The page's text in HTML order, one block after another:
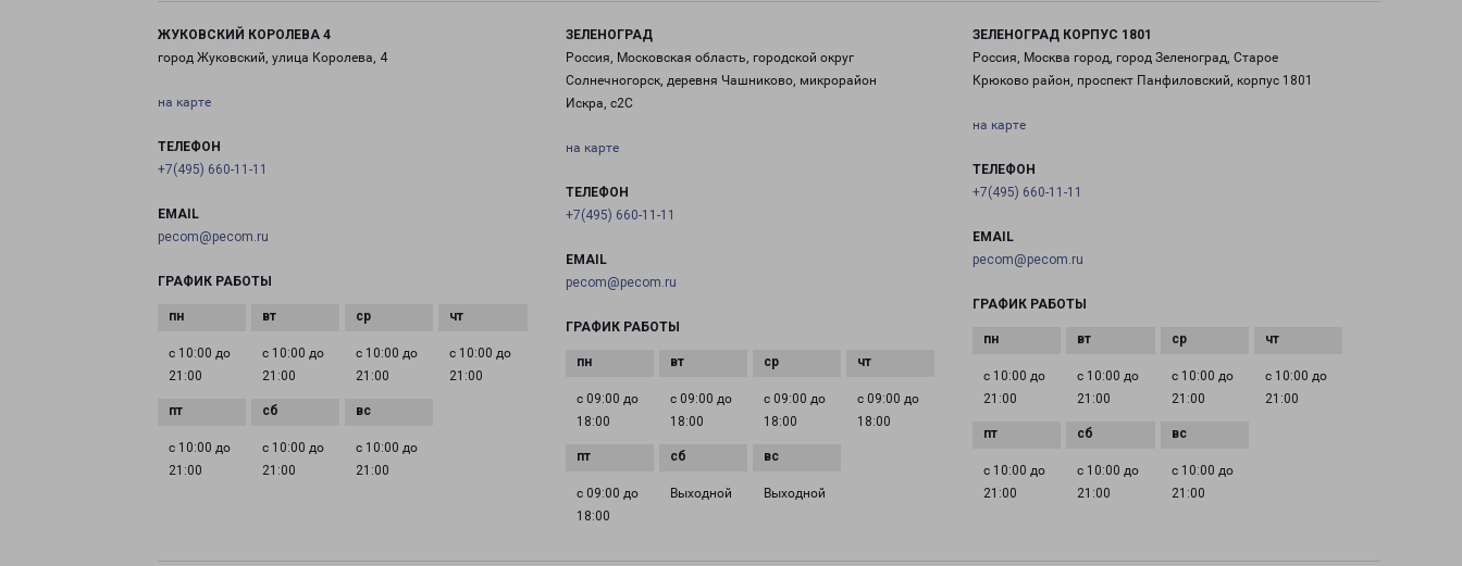
ЖУКОВСКИЙ КОРОЛЕВА 4
город Жуковский, улица Королева, 4
на карте
ТЕЛЕФОН
+7(495) 660-11-11
EMAIL
pecom@pecom.ru
ГРАФИК РАБОТЫ
с 10:00 до
21:00
с 10:00 до
21:00
с 10:00 до
21:00
с 10:00 до
21:00
с 10:00 до
21:00
с 10:00 до
21:00
с 10:00 до
21:00
ЗЕЛЕНОГРАД
Россия, Московская область, городской округ
Солнечногорск, деревня Чашниково, микрорайон
Искра, с2С
на карте
ТЕЛЕФОН
+7(495) 660-11-11
EMAIL
pecom@pecom.ru
ГРАФИК РАБОТЫ
с 09:00 до
18:00
с 09:00 до
18:00
с 09:00 до
18:00
с 09:00 до
18:00
с 09:00 до
18:00
Выходной Выходной
ЗЕЛЕНОГРАД КОРПУС 1801
Россия, Москва город, город Зеленоград, Старое
Крюково район, проспект Панфиловский, корпус 1801
на карте
ТЕЛЕФОН
+7(495) 660-11-11
EMAIL
pecom@pecom.ru
ГРАФИК РАБОТЫ
с 10:00 до
21:00
с 10:00 до
21:00
с 10:00 до
21:00
с 10:00 до
21:00
с 10:00 до
21:00
с 10:00 до
21:00
с 10:00 до
21:00